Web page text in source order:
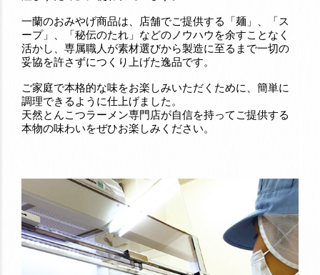
一蘭のおみやげ商品は、店舗でご提供する「麺」、「ス
ープ」、「秘伝のたれ」などのノウハウを余すことなく
活かし、専属職人が素材選びから製造に至るまで一切の
妥協を許さずにつくり上げた逸品です。
ご家庭で本格的な味をお楽しみいただくために、簡単に
調理できるように仕上げました。
天然とんこつラーメン専門店が自信を持ってご提供する
本物の味わいをぜひお楽しみください。